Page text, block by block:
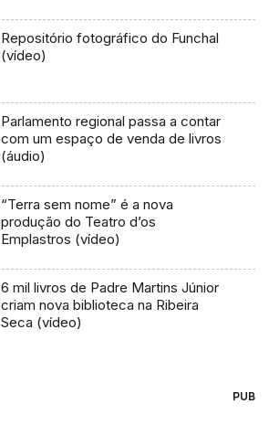
Repositório fotográfico do Funchal
(vídeo)
Parlamento regional passa a contar
com um espaço de venda de livros
(áudio)
“Terra sem nome” é a nova
produção do Teatro d’os
Emplastros (vídeo)
6 mil livros de Padre Martins Júnior
criam nova biblioteca na Ribeira
Seca (vídeo)
PUB